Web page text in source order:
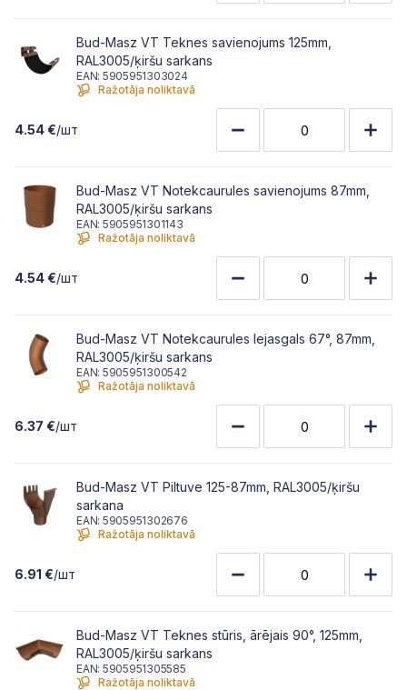
Bud-Masz VT Teknes savienojums 125mm,
RAL3005/ķiršu sarkans
EAN: 5905951303024
Ražotāja noliktavā
4.54 €/шт
Bud-Masz VT Notekcaurules savienojums 87mm,
RAL3005/ķiršu sarkans
EAN: 5905951301143
Ražotāja noliktavā
4.54 €/шт
Bud-Masz VT Notekcaurules lejasgals 67°, 87mm,
RAL3005/ķiršu sarkans
EAN: 5905951300542
Ražotāja noliktavā
6.37 €/шт
Bud-Masz VT Piltuve 125-87mm, RAL3005/ķiršu
sarkana
EAN: 5905951302676
Ražotāja noliktavā
6.91 €/шт
Bud-Masz VT Teknes stūris, ārējais 90°, 125mm,
RAL3005/ķiršu sarkans
EAN: 5905951305585
Ražotāja noliktavā